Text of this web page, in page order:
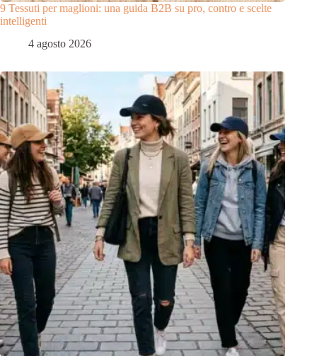
9 Tessuti per maglioni: una guida B2B su pro, contro e scelte
intelligenti
4 agosto 2026